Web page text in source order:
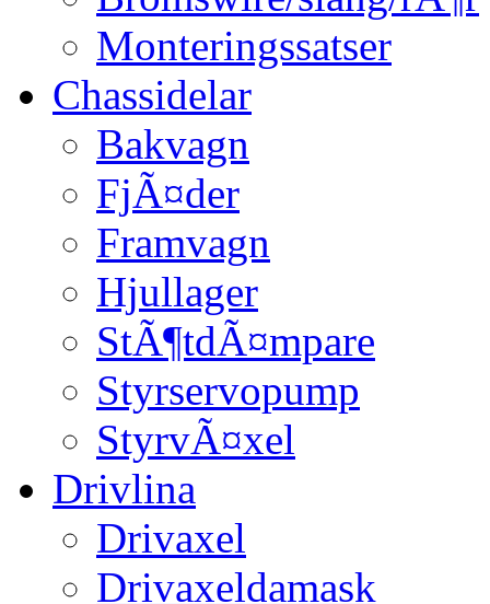
Monteringssatser
Chassidelar
Bakvagn
FjÃ¤der
Framvagn
Hjullager
StÃ¶tdÃ¤mpare
Styrservopump
StyrvÃ¤xel
Drivlina
Drivaxel
Drivaxeldamask